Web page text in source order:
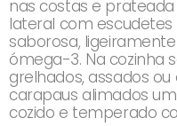
nas costas e
lateral com escudetes
saborosa,
ómega-3. Na cozinha
grelhados, assados
carapaus alimados
cozido e temperado